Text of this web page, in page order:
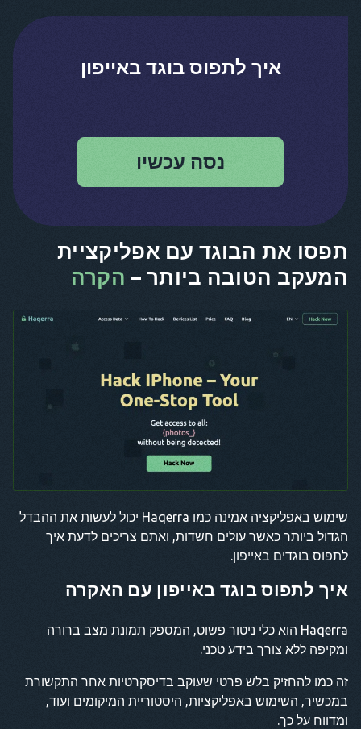
איך לתפוס בוגד באייפון
נסה עכשיו
תפסו את הבוגד עם אפליקציית
המעקב הטובה ביותר – הקרה
שימוש באפליקציה אמינה כמו Haqerra יכול לעשות את ההבדל
הגדול ביותר כאשר עולים חשדות, ואתם צריכים לדעת איך
לתפוס בוגדים באייפון.
איך לתפוס בוגד באייפון עם האקרה
Haqerra הוא כלי ניטור פשוט, המספק תמונת מצב ברורה
ומקיפה ללא צורך בידע טכני.
זה כמו להחזיק בלש פרטי שעוקב בדיסקרטיות אחר התקשורת
במכשיר, השימוש באפליקציות, היסטוריית המיקומים ועוד,
ומדווח על כך.